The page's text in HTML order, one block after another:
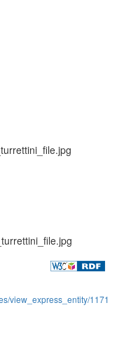
view_express_entity/1171